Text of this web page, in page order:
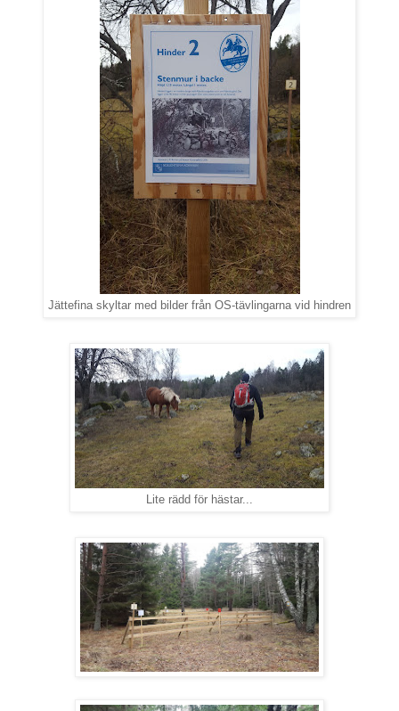
Jättefina skyltar med bilder från OS-tävlingarna vid hindren
Lite rädd för hästar...